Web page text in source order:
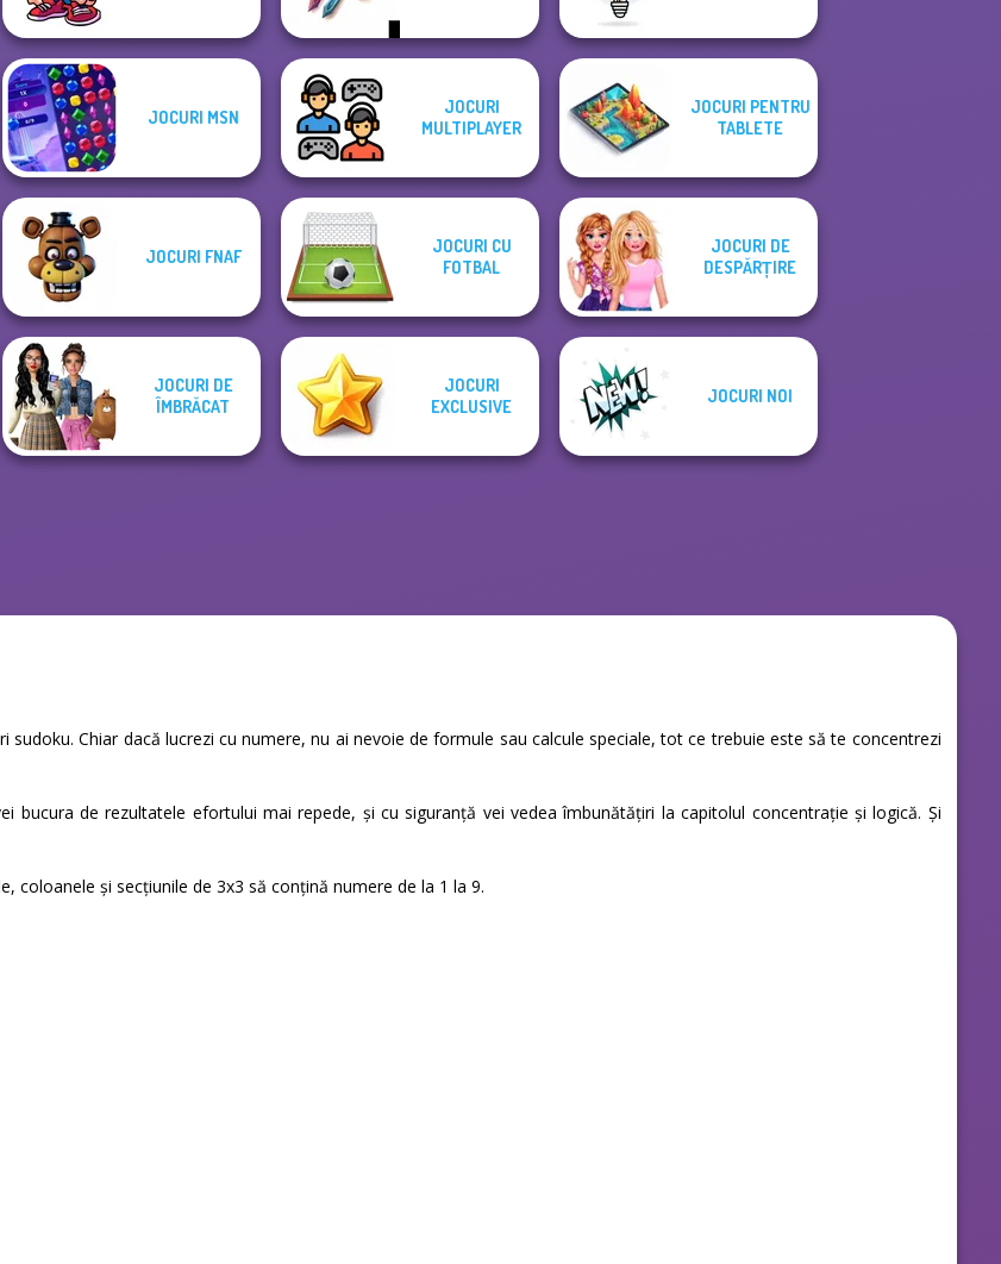
JOCURI MSN
JOCURI
MULTIPLAYER
JOCURI PENTRU
TABLETE
JOCURI FNAF
JOCURI CU
FOTBAL
JOCURI DE
DESPĂRȚIRE
JOCURI DE
ÎMBRĂCAT
JOCURI
EXCLUSIVE
JOCURI NOI
Chiar dacă lucrezi cu numere, nu ai nevoie de formule sau calcule speciale, tot ce trebuie este să te concentrezi
de rezultatele efortului mai repede, și cu siguranță vei vedea îmbunătățiri la capitolul concentrație și logică. Și
coloanele și secțiunile de 3x3 să conțină numere de la 1 la 9.